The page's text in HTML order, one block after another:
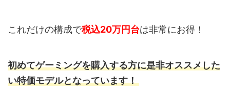
これだけの構成で税込20万円台は非常にお得！
初めてゲーミングを購入する方に是非オススメした
い特価モデルとなっています！